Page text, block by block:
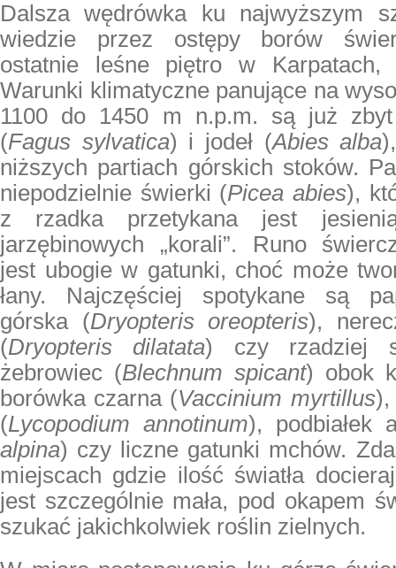
Dalsza wędrówka ku najwyższym
wiedzie przez ostępy borów
ostatnie leśne piętro w
Warunki klimatyczne panujące na
1100 do 1450 m n.p.m. są już
(Fagus sylvatica) i jodeł (Abies alba
niższych partiach górskich stoków.
niepodzielnie świerki (Picea abies),
z rzadka przetykana jest
jarzębinowych „korali”. Runo
jest ubogie w gatunki, choć może
łany. Najczęściej spotykane są
górska (Dryopteris oreopteris),
(Dryopteris dilatata) czy rzadziej
żebrowiec (Blechnum spicant) obok
borówka czarna (Vaccinium myrtillus),
(Lycopodium annotinum), podbiałek
alpina) czy liczne gatunki mchów.
miejscach gdzie ilość światła
jest szczególnie mała, pod okapem
szukać jakichkolwiek roślin zielnych.